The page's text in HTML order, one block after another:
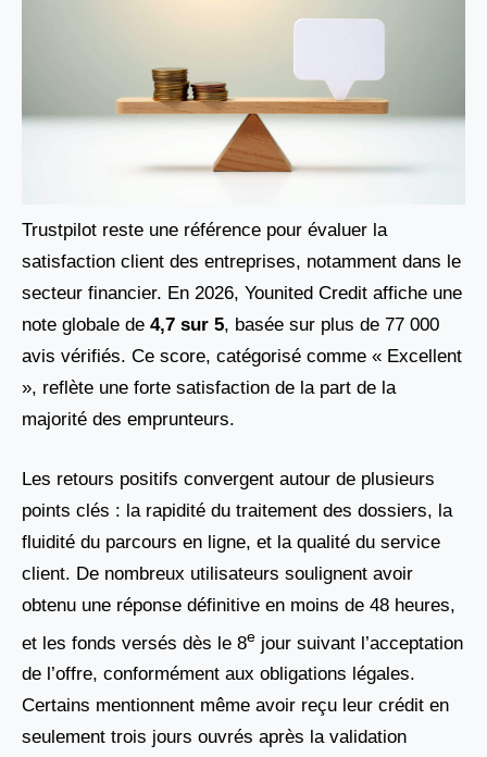
Trustpilot reste une référence pour évaluer la
satisfaction client des entreprises, notamment dans le
secteur financier. En 2026, Younited Credit affiche une
note globale de 4,7 sur 5, basée sur plus de 77 000
avis vérifiés. Ce score, catégorisé comme « Excellent
», reflète une forte satisfaction de la part de la
majorité des emprunteurs.
Les retours positifs convergent autour de plusieurs
points clés : la rapidité du traitement des dossiers, la
fluidité du parcours en ligne, et la qualité du service
client. De nombreux utilisateurs soulignent avoir
obtenu une réponse définitive en moins de 48 heures,
et les fonds versés dès le 8e jour suivant l’acceptation
de l’offre, conformément aux obligations légales.
Certains mentionnent même avoir reçu leur crédit en
seulement trois jours ouvrés après la validation